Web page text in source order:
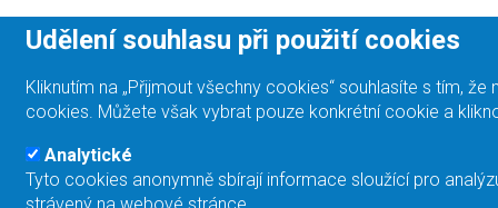
Udělení souhlasu při použití cookies
Kliknutím na „Přijmout všechny cookies“ souhlasíte s tím,
cookies. Můžete však vybrat pouze konkrétní cookie a
Analytické
Tyto cookies anonymně sbírají informace sloužící pro